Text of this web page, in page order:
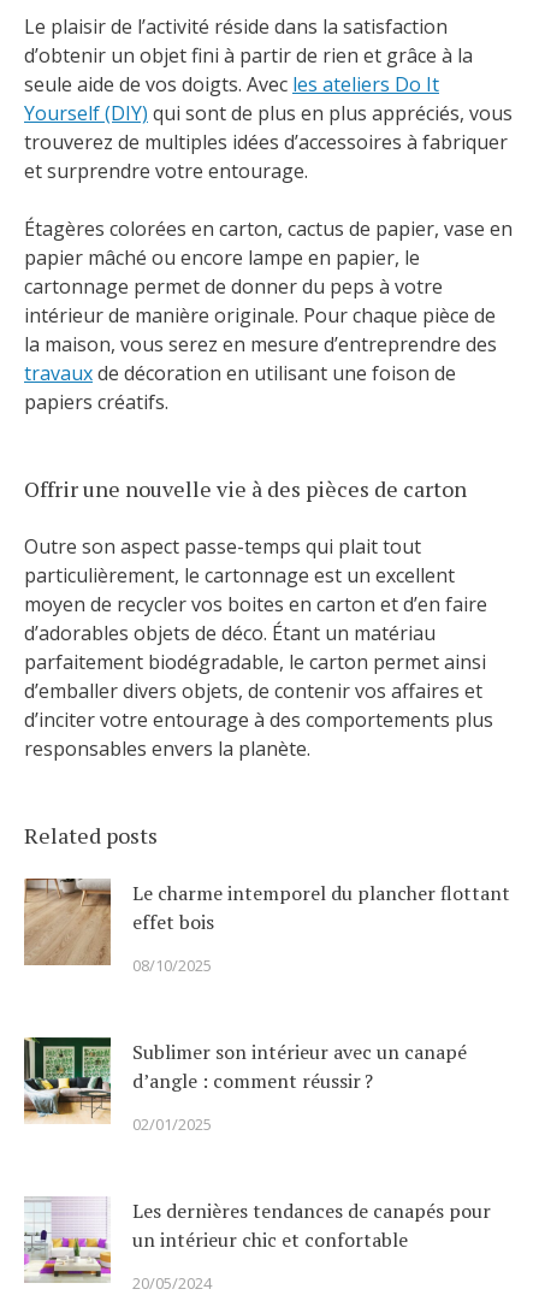
Le plaisir de l’activité réside dans la satisfaction
d’obtenir un objet fini à partir de rien et grâce à la
seule aide de vos doigts. Avec les ateliers Do It
Yourself (DIY) qui sont de plus en plus appréciés, vous
trouverez de multiples idées d’accessoires à fabriquer
et surprendre votre entourage.
Étagères colorées en carton, cactus de papier, vase en
papier mâché ou encore lampe en papier, le
cartonnage permet de donner du peps à votre
intérieur de manière originale. Pour chaque pièce de
la maison, vous serez en mesure d’entreprendre des
travauxde décoration en utilisant une foison de
papiers créatifs.
Offrir une nouvelle vie à des pièces de carton
Outre son aspect passe-temps qui plait tout
particulièrement, le cartonnage est un excellent
moyen de recycler vos boites en carton et d’en faire
d’adorables objets de déco. Étant un matériau
parfaitement biodégradable, le carton permet ainsi
d’emballer divers objets, de contenir vos affaires et
d’inciter votre entourage à des comportements plus
responsables envers la planète.
Related posts
Le charme intemporel du plancher flottant
effet bois
08/10/2025
Sublimer son intérieur avec un canapé
d’angle : comment réussir ?
02/01/2025
Les dernières tendances de canapés pour
un intérieur chic et confortable
20/05/2024